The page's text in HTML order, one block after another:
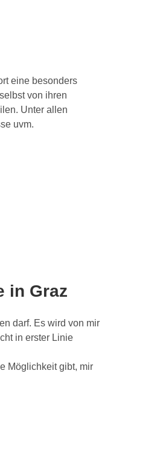
eine besonders
von ihren
Unter allen
uvm.
in Graz
darf. Es wird von mir
in erster Linie
Möglichkeit gibt, mir